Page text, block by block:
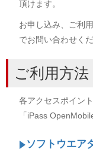
頂けます。
お申し込み、ご利
でお問い合わせくだ
ご利用方法
各アクセスポイン
「iPass
ソフトウエア